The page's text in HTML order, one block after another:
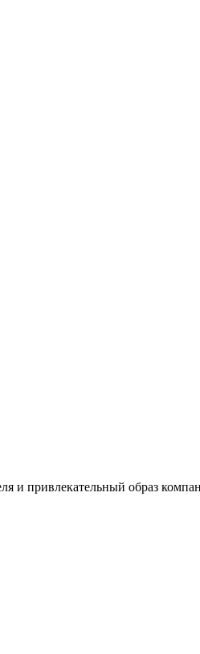
и привлекательный образ